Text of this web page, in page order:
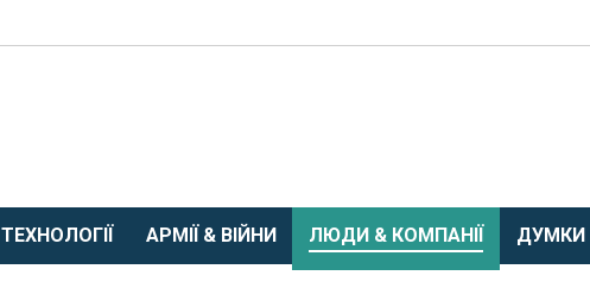
АРМІЇ & ВІЙНИ ЛЮДИ & КОМПАНІЇ ДУМКИ